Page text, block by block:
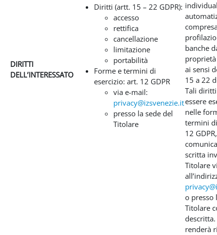
DIRITTI
DELL’INTERESSATO
Diritti (artt. 15 – 22 GDPR):
accesso
rettifica
cancellazione
limitazione
portabilità
Forme e termini di
esercizio: art. 12 GDPR
via e-mail:
privacy@izsvenezie.it
presso la sede del
Titolare
banche
proprietà
ai sensi
15 a 22
Tali
essere
nelle
termini
12
scritta
Titolare
o presso
Titolare
renderà